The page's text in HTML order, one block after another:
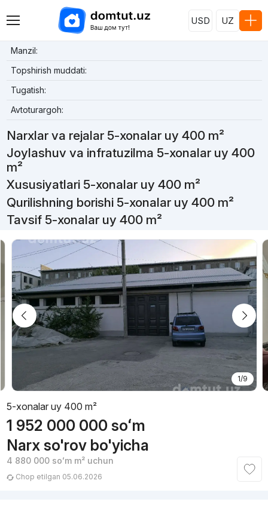
USD UZ
Manzil:
Topshirish muddati:
Tugatish:
Avtoturargoh:
Narxlar va rejalar 5-xonalar uy 400 m²
Joylashuv va infratuzilma 5-xonalar uy 400
m²
Xususiyatlari 5-xonalar uy 400 m²
Qurilishning borishi 5-xonalar uy 400 m²
Tavsif 5-xonalar uy 400 m²
1/9
5-xonalar uy 400 m²
1 952 000 000 soʻm
Narx so'rov bo'yicha
4 880 000 soʻmm² uchun
Chop etilgan 05.06.2026